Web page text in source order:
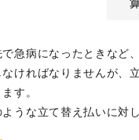
で急病になったときなど
なければなりませんが、
す。
ような立て替え払いに対